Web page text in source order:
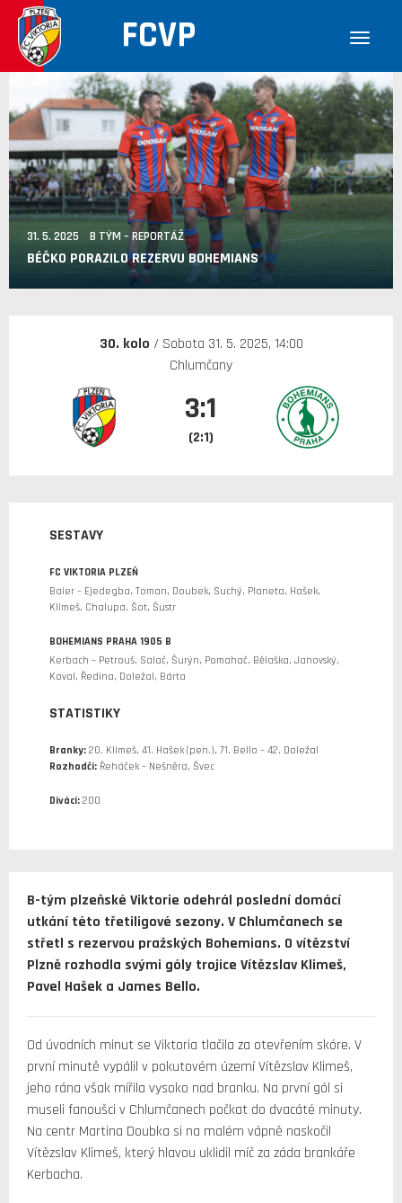
FCVP
31. 5. 2025 B TÝM – REPORTÁŽ
BÉČKO PORAZILO REZERVU BOHEMIANS
30. kolo / Sobota 31. 5. 2025, 14:00
Chlumčany
3:1
(2:1)
SESTAVY
FC VIKTORIA PLZEŇ
Baier – Ejedegba, Toman, Doubek, Suchý, Planeta, Hašek,
Klimeš, Chalupa, Šot, Šustr
BOHEMIANS PRAHA 1905 B
Kerbach – Petrouš, Salač, Šurýn, Pomahač, Bělaška, Janovský,
Koval, Ředina, Doležal, Bárta
STATISTIKY
Branky: 20. Klimeš, 41. Hašek (pen.), 71. Bello – 42. Doležal
Rozhodčí: Řeháček – Nešněra, Švec
Diváci: 200
B-tým plzeňské Viktorie odehrál poslední domácí
utkání této třetiligové sezony. V Chlumčanech se
střetl s rezervou pražských Bohemians. O vítězství
Plzně rozhodla svými góly trojice Vítězslav Klimeš,
Pavel Hašek a James Bello.
Od úvodních minut se Viktoria tlačila za otevřením skóre. V
první minutě vypálil v pokutovém území Vítězslav Klimeš,
jeho rána však mířila vysoko nad branku. Na první gól si
museli fanoušci v Chlumčanech počkat do dvacáté minuty.
Na centr Martina Doubka si na malém vápně naskočil
Vítězslav Klimeš, který hlavou uklidil míč za záda brankáře
Kerbacha.